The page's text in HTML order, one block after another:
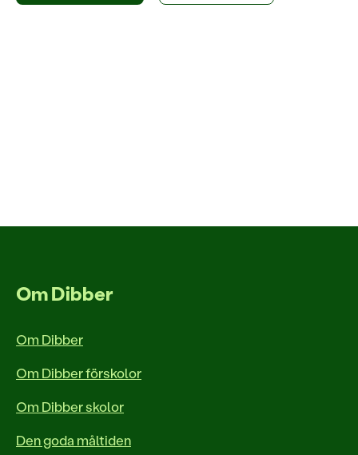
Om Dibber
Om Dibber
Om Dibber förskolor
Om Dibber skolor
Den goda måltiden